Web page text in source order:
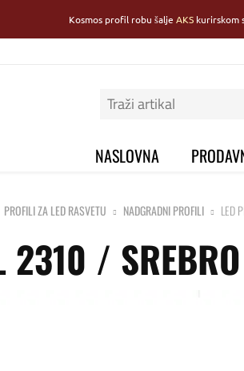
Kosmos profil robu šalje AKSkurirskom
NASLOVNA
PROFILI ZA LED RASVETU NADGRADNI PROFILI LED
2310 /